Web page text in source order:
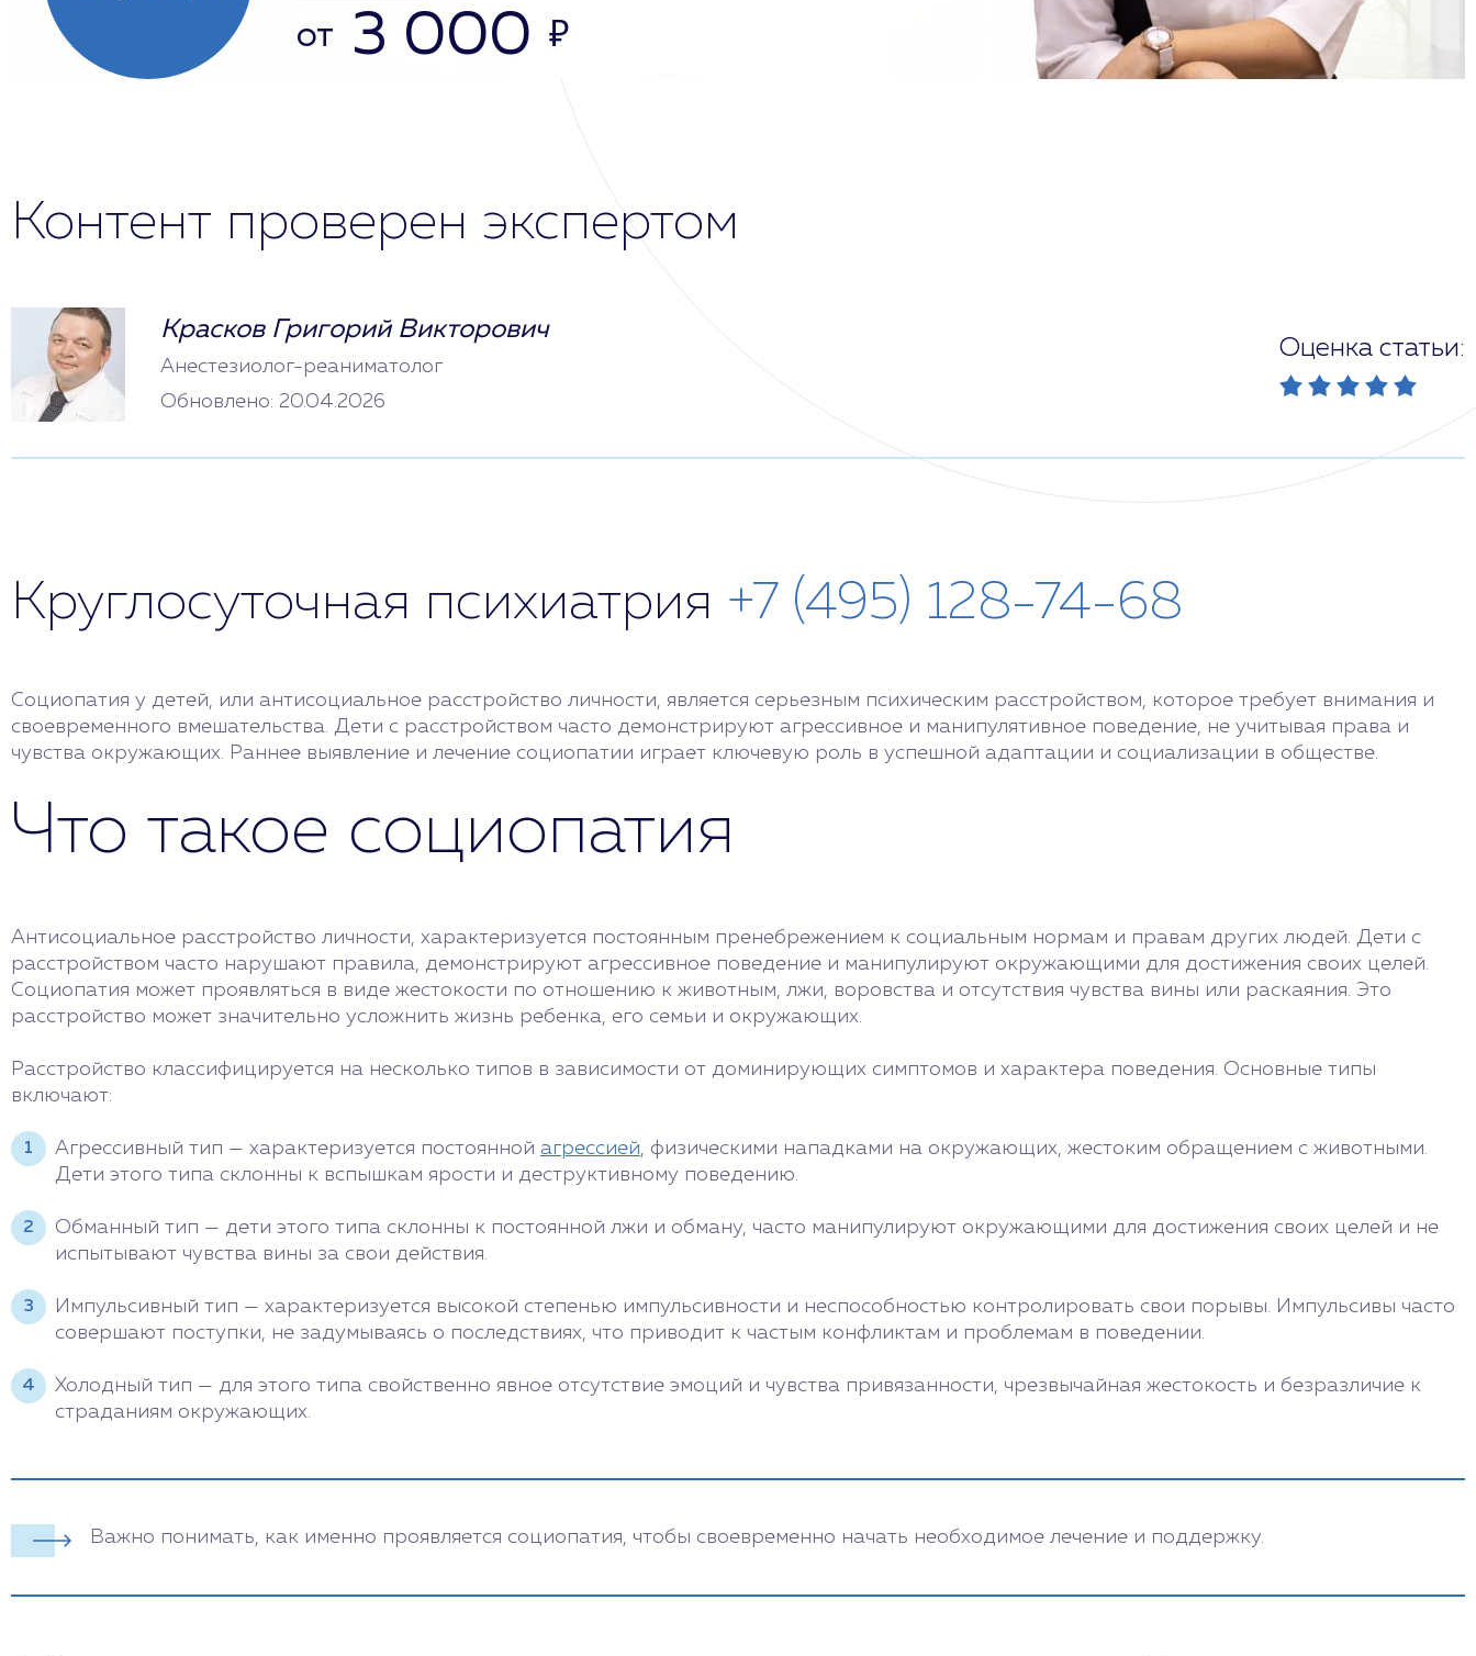
от 3 000 ₽
Контент проверен экспертом
Красков Григорий Викторович
Анестезиолог-реаниматолог
Обновлено: 20.04.2026
Оценка статьи:
Круглосуточная психиатрия +7 (495) 128-74-68
Социопатия у детей, или антисоциальное расстройство личности, является серьезным психическим расстройством, которое требует внимания и
своевременного вмешательства. Дети с расстройством часто демонстрируют агрессивное и манипулятивное поведение, не учитывая права и
чувства окружающих. Раннее выявление и лечение социопатии играет ключевую роль в успешной адаптации и социализации в обществе.
Что такое социопатия
Антисоциальное расстройство личности, характеризуется постоянным пренебрежением к социальным нормам и правам других людей. Дети с
расстройством часто нарушают правила, демонстрируют агрессивное поведение и манипулируют окружающими для достижения своих целей.
Социопатия может проявляться в виде жестокости по отношению к животным, лжи, воровства и отсутствия чувства вины или раскаяния. Это
расстройство может значительно усложнить жизнь ребенка, его семьи и окружающих.
Расстройство классифицируется на несколько типов в зависимости от доминирующих симптомов и характера поведения. Основные типы
включают:
Агрессивный тип — характеризуется постоянной агрессией, физическими нападками на окружающих, жестоким обращением с животными.
Дети этого типа склонны к вспышкам ярости и деструктивному поведению.
Обманный тип — дети этого типа склонны к постоянной лжи и обману, часто манипулируют окружающими для достижения своих целей и не
испытывают чувства вины за свои действия.
Импульсивный тип — характеризуется высокой степенью импульсивности и неспособностью контролировать свои порывы. Импульсивы часто
совершают поступки, не задумываясь о последствиях, что приводит к частым конфликтам и проблемам в поведении.
Холодный тип — для этого типа свойственно явное отсутствие эмоций и чувства привязанности, чрезвычайная жестокость и безразличие к
страданиям окружающих.
Важно понимать, как именно проявляется социопатия, чтобы своевременно начать необходимое лечение и поддержку.